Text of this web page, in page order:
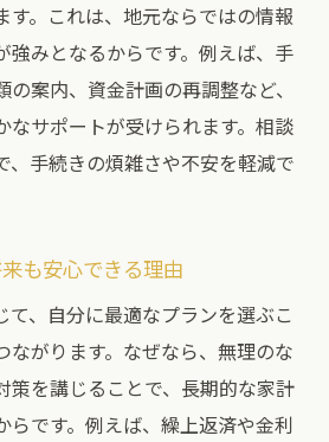
す。これは、地元ならではの情報
強みとなるからです。例えば、手
案内、資金計画の再調整など、
なサポートが受けられます。相談
、手続きの煩雑さや不安を軽減で
も安心できる理由
て、自分に最適なプランを選ぶこ
ながります。なぜなら、無理のな
策を講じることで、長期的な家計
らです。例えば、繰上返済や金利